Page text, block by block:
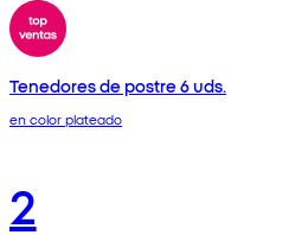
Tenedores de postre 6 uds.
en color plateado
2